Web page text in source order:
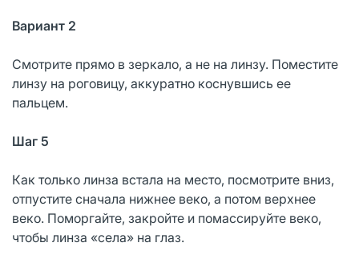
Вариант 2
Смотрите прямо в зеркало, а не на линзу. Поместите
линзу на роговицу, аккуратно коснувшись ее
пальцем.
Шаг 5
Как только линза встала на место, посмотрите вниз,
отпустите сначала нижнее веко, а потом верхнее
веко. Поморгайте, закройте и помассируйте веко,
чтобы линза «села» на глаз.